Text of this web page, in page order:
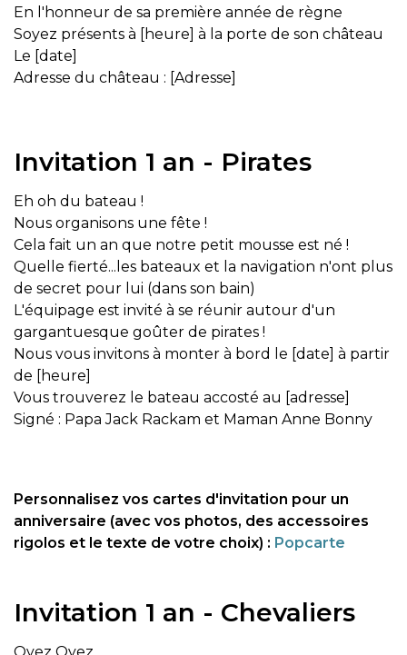
En l'honneur de sa première année de règne
Soyez présents à [heure] à la porte de son château
Le [date]
Adresse du château : [Adresse]
Invitation 1 an - Pirates
Eh oh du bateau !
Nous organisons une fête !
Cela fait un an que notre petit mousse est né !
Quelle fierté...les bateaux et la navigation n'ont plus
de secret pour lui (dans son bain)
L'équipage est invité à se réunir autour d'un
gargantuesque goûter de pirates !
Nous vous invitons à monter à bord le [date] à partir
de [heure]
Vous trouverez le bateau accosté au [adresse]
Signé : Papa Jack Rackam et Maman Anne Bonny
Personnalisez vos cartes d'invitation pour un
anniversaire (avec vos photos, des accessoires
rigolos et le texte de votre choix) : Popcarte
Invitation 1 an - Chevaliers